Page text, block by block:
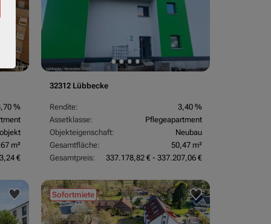
%
m²
€
32312 Lübbecke
Rendite:
3,40 %
Assetklasse:
Pflegeapartment
Objekteigenschaft:
Neubau
Gesamtfläche:
50,47 m²
Gesamtpreis:
337.178,82 € - 337.207,06 €
Sofortmiete